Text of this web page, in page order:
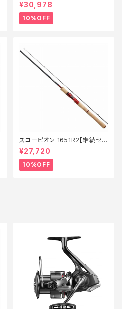
¥30,978
10%OFF
スコーピオン 1651R2【継続セー
ル_ロッド】【10】
¥27,720
10%OFF